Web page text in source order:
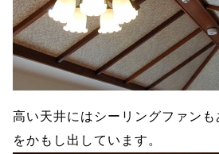
高い天井にはシーリングファン
をかもし出しています。